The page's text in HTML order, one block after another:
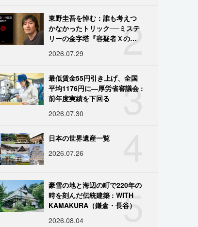
2
東野圭吾を悼む：誰も考えつ
かなかったトリック──ミステ
リーの金字塔『容疑者Ｘの献
2026.07.29
3
最低賃金55円引き上げ、全国
平均1176円に―厚労省審議会 :
前年度実績を下回る
2026.07.30
日本の世界遺産一覧
2026.07.26
5
豪雪の地と海辺の町で220年の
時を刻んだ伝統建築 : WITH
KAMAKURA（鎌倉・長谷）
2026.08.04